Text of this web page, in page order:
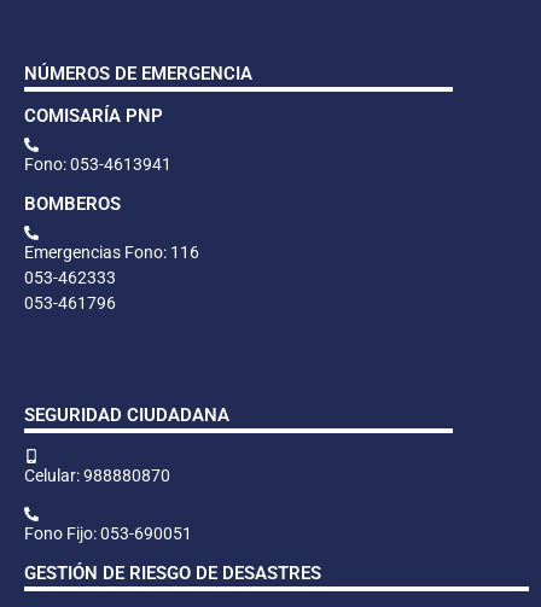
NÚMEROS DE EMERGENCIA
COMISARÍA PNP
Fono: 053-4613941
BOMBEROS
Emergencias Fono: 116
053-462333
053-461796
SEGURIDAD CIUDADANA
Celular: 988880870
Fono Fijo: 053-690051
GESTIÓN DE RIESGO DE DESASTRES